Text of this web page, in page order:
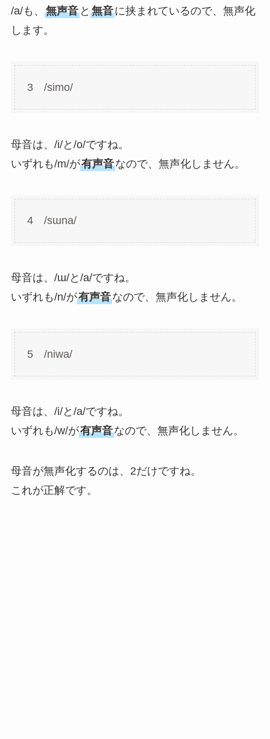
/a/も、 無声音と 無音に挟まれているので、無声化
します。
3 /simo/
母音は、/i/と/o/ですね。
いずれも/m/が有声音なので、無声化しません。
4 /sɯna/
母音は、/ɯ/と/a/ですね。
いずれも/n/が有声音なので、無声化しません。
5 /niwa/
母音は、/i/と/a/ですね。
いずれも/w/が有声音なので、無声化しません。
母音が無声化するのは、2だけですね。
これが正解です。